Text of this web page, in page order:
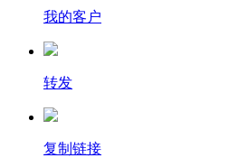
我的客户
转发
复制链接